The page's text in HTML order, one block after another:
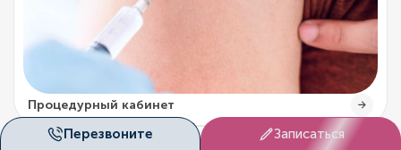
Перезвоните Записаться
Процедурный кабинет